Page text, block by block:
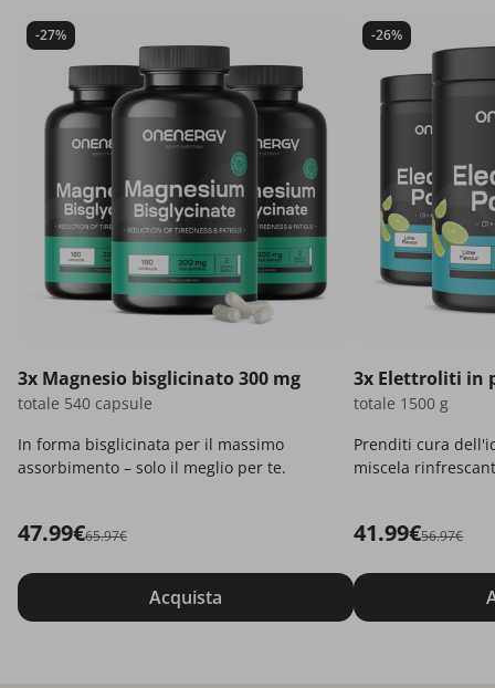
-27%
3x Magnesio bisglicinato 300 mg
totale 540 capsule
In forma bisglicinata per il massimo
assorbimento – solo il meglio per te.
47.99€65.97€
Acquista
-26%
3x Elettroliti in
totale 1500 g
Prenditi cura
miscela
41.99€56.97€